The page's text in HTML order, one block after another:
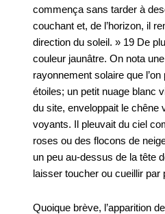
commença sans tarder à
couchant et, de l’horizon, il
direction du soleil. » 19 De
couleur jaunâtre. On nota
rayonnement solaire que
étoiles; un petit nuage blanc
du site, enveloppait le chêne
voyants. Il pleuvait du ciel
roses ou des flocons de
un peu au-dessus de la tête
laisser toucher ou cueillir par
Quoique brève, l’apparition